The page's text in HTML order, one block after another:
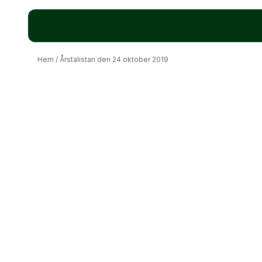
Hem / Årstalistan den 24 oktober 2019